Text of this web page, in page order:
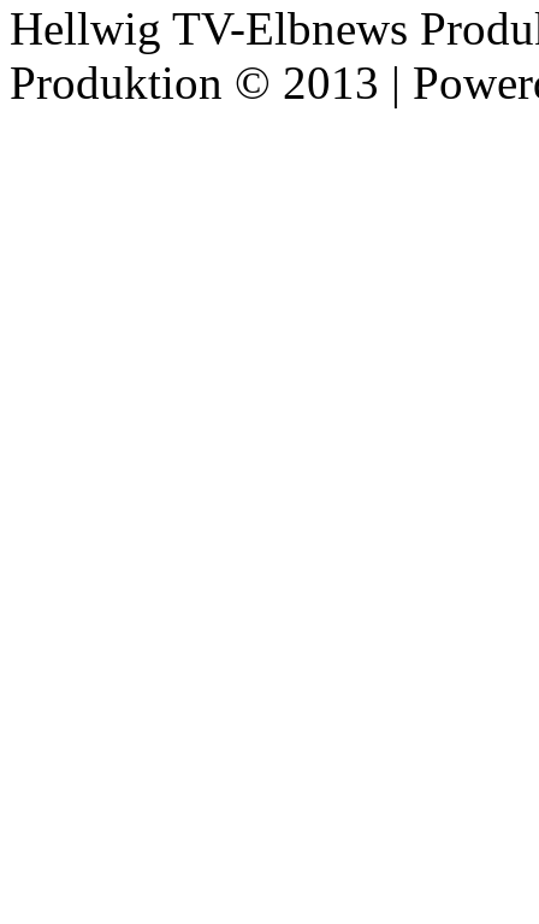
Hellwig TV-Elbnews
Produktion © 2013 |